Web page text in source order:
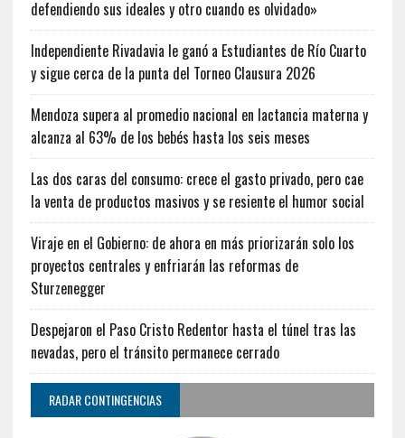
defendiendo sus ideales y otro cuando es olvidado»
Independiente Rivadavia le ganó a Estudiantes de Río Cuarto
y sigue cerca de la punta del Torneo Clausura 2026
Mendoza supera al promedio nacional en lactancia materna y
alcanza al 63% de los bebés hasta los seis meses
Las dos caras del consumo: crece el gasto privado, pero cae
la venta de productos masivos y se resiente el humor social
Viraje en el Gobierno: de ahora en más priorizarán solo los
proyectos centrales y enfriarán las reformas de
Sturzenegger
Despejaron el Paso Cristo Redentor hasta el túnel tras las
nevadas, pero el tránsito permanece cerrado
RADAR CONTINGENCIAS